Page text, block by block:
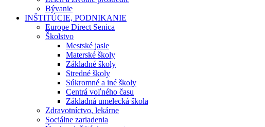
Bývanie
INŠTITÚCIE, PODNIKANIE
Europe Direct Senica
Školstvo
Mestské jasle
Materské školy
Základné školy
Stredné školy
Súkromné a iné školy
Centrá voľného času
Základná umelecká škola
Zdravotníctvo, lekárne
Sociálne zariadenia